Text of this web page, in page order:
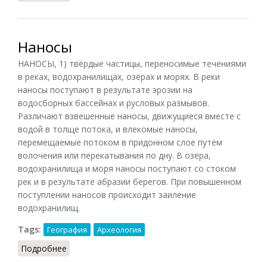
Наносы
НАНОСЫ, 1) твёрдые частицы, переносимые течениями
в реках, водохранилищах, озёрах и морях. В реки
наносы поступают в результате эрозии на
водосборных бассейнах и русловых размывов.
Различают взвешенные наносы, движущиеся вместе с
водой в толще потока, и влекомые наносы,
перемещаемые потоком в придонном слое путём
волочения или перекатывания по дну. В озёра,
водохранилища и моря наносы поступают со стоком
рек и в результате абразии берегов. При повышенном
поступлении наносов происходит заиление
водохранилищ.
Tags:
География Археология
Подробнее